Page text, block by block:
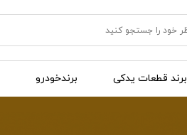
برند قطعات یدکی برندخودرو